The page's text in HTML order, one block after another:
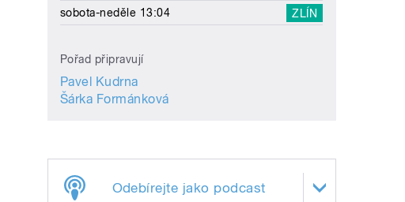
sobota-neděle 13:04
ZLÍN
Pořad připravují
Pavel Kudrna
Šárka Formánková
Odebírejte jako podcast